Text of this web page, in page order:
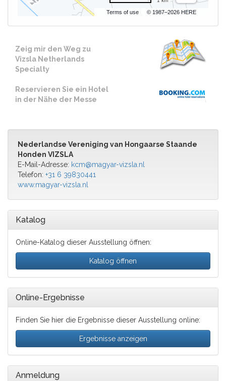
Terms of use © 1987–2026 HERE
Zeig mir den Weg zu
Vizsla Netherlands
Specialty
Reservieren Sie ein Hotel
in der Nähe der Messe
Nederlandse Vereniging van Hongaarse Staande
Honden VIZSLA
E-Mail-Adresse: kcm@magyar-vizsla.nl
Telefon: +31 6 39830441
www.magyar-vizsla.nl
Katalog
Online-Katalog dieser Ausstellung öffnen:
Katalog öffnen
Online-Ergebnisse
Finden Sie hier die Ergebnisse dieser Ausstellung online:
Ergebnisse anzeigen
Anmeldung